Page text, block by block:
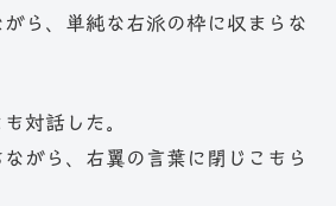
ら、単純な右派の枠に収まらな
対話した。
がら、右翼の言葉に閉じこもら